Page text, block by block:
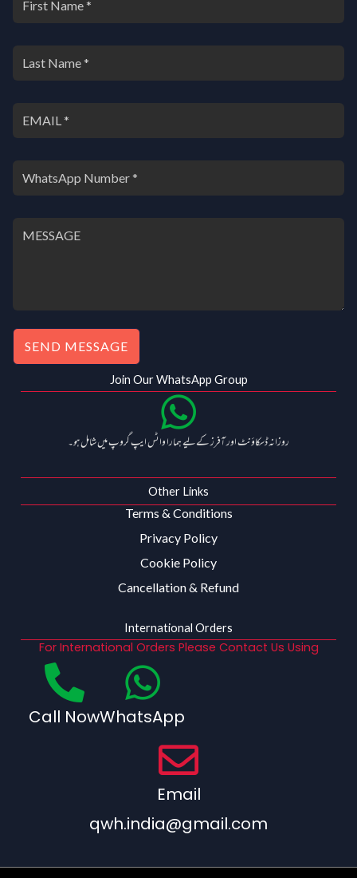
SEND MESSAGE
Join Our WhatsApp Group
روزانہ ڈسکاؤنٹ اور آفرز کے لیے ہمارا واٹس ایپ گروپ میں شامل ہو۔
Other Links
Terms & Conditions
Privacy Policy
Cookie Policy
Cancellation & Refund
International Orders
For International Orders Please Contact Us Using
Call NowWhatsApp
Email
qwh.india@gmail.com